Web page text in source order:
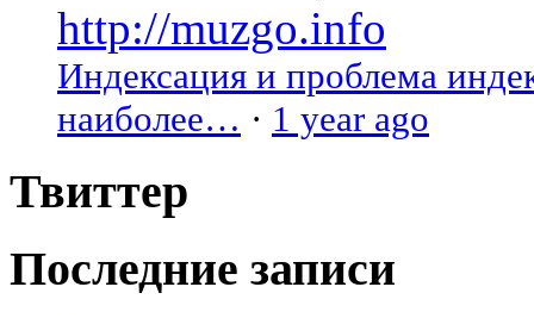
http://muzgo.info
Индексация и проблема
наиболее… · 1 year ago
Твиттер
Последние записи